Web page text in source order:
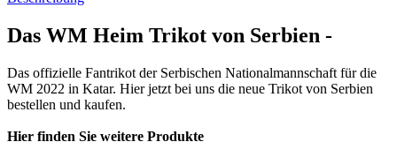
Das WM Heim Trikot von Serbien -
Das offizielle Fantrikot der Serbischen Nationalmannschaft für die
WM 2022 in Katar. Hier jetzt bei uns die neue Trikot von Serbien
bestellen und kaufen.
Hier finden Sie weitere Produkte